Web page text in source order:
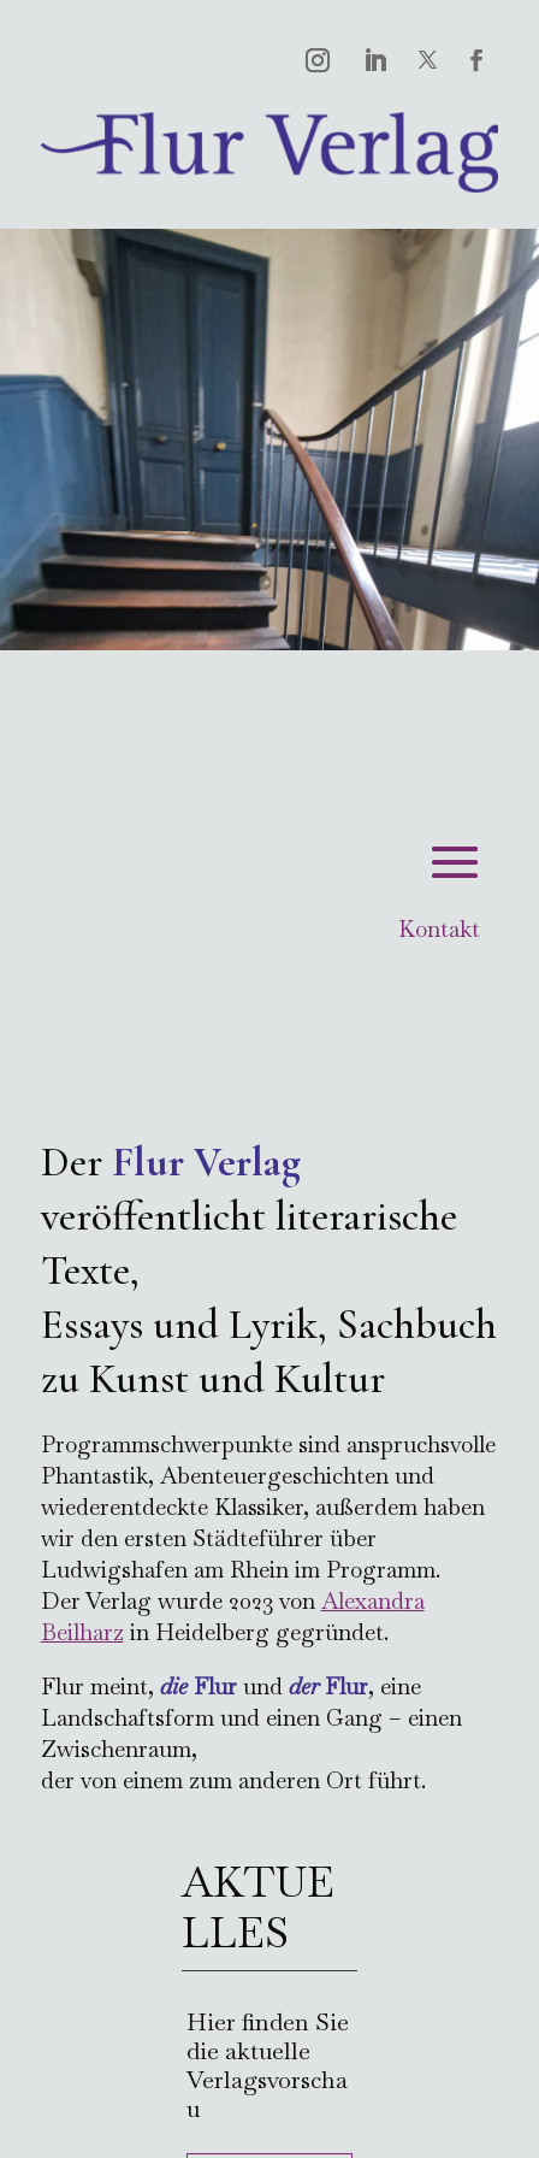
Kontakt
Der Flur Verlag
veröffentlicht literarische
Texte,
Essays und Lyrik, Sachbuch
zu Kunst und Kultur
Programmschwerpunkte sind anspruchsvolle
Phantastik, Abenteuergeschichten und
wiederentdeckte Klassiker, außerdem haben
wir den ersten Städteführer über
Ludwigshafen am Rhein im Programm.
Der Verlag wurde 2023 von Alexandra
Beilharzin Heidelberg gegründet.
Flur meint, dieFlurund derFlur, eine
Landschaftsform und einen Gang – einen
Zwischenraum,
der von einem zum anderen Ort führt.
AKTUE
LLES
Hier finden Sie
die aktuelle
Verlagsvorscha
u